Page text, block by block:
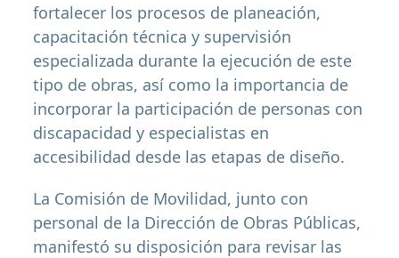
fortalecer los procesos de planeación,
capacitación técnica y supervisión
especializada durante la ejecución de este
tipo de obras, así como la importancia de
incorporar la participación de personas con
discapacidad y especialistas en
accesibilidad desde las etapas de diseño.
La Comisión de Movilidad, junto con
personal de la Dirección de Obras Públicas,
manifestó su disposición para revisar las